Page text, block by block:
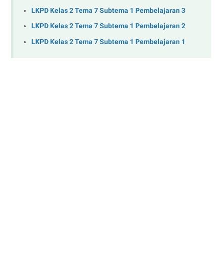
LKPD Kelas 2 Tema 7 Subtema 1 Pembelajaran 3
LKPD Kelas 2 Tema 7 Subtema 1 Pembelajaran 2
LKPD Kelas 2 Tema 7 Subtema 1 Pembelajaran 1